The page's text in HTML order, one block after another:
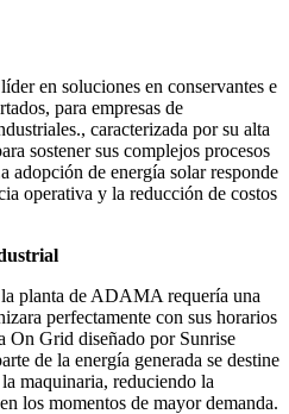
en soluciones en conservantes e
para empresas de
caracterizada por su alta
sostener sus complejos procesos
de energía solar responde
operativa y la reducción de costos
planta de ADAMA requería una
perfectamente con sus horarios
On Grid diseñado por Sunrise
de la energía generada se destine
maquinaria, reduciendo la
los momentos de mayor demanda.